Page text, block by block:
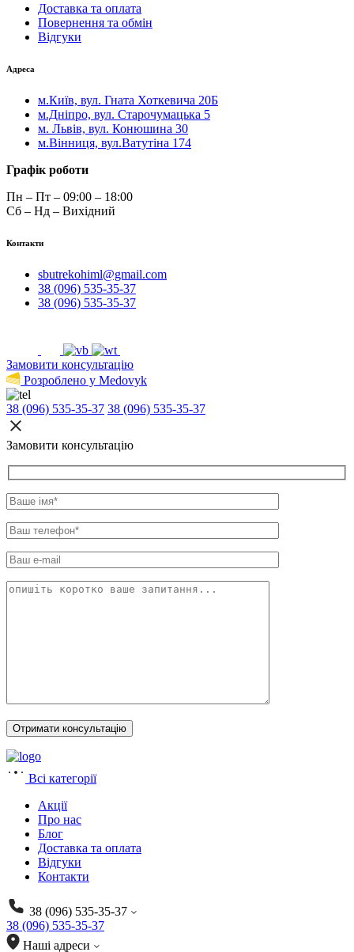
Доставка та оплата
Повернення та обмін
Відгуки
Адреса
м.Київ, вул. Гната Хоткевича 20Б
м.Дніпро, вул. Старочумацька 5
м. Львів, вул. Конюшина 30
м.Вінниця, вул.Ватутіна 174
Графік роботи
Пн – Пт – 09:00 – 18:00
Сб – Нд – Вихідний
Контакти
sbutrekohiml@gmail.com
38 (096) 535-35-37
38 (096) 535-35-37
Замовити консультацію
Розроблено у Medovyk
38 (096) 535-35-37 38 (096) 535-35-37
Замовити консультацію
Всі категорії
Акції
Про нас
Блог
Доставка та оплата
Відгуки
Контакти
38 (096) 535-35-37
38 (096) 535-35-37
Наші адреси